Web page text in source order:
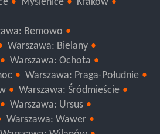
Myślenice
Kraków
Bemowo
Warszawa: Bielany
Warszawa: Ochota
Warszawa: Praga-Południe
Warszawa: Śródmieście
Warszawa: Ursus
Warszawa: Wawer